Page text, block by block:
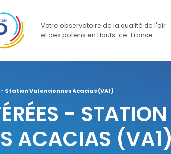
Votre observatoire de la qualité de l'air
et des pollens en Hauts-de-France
Station Valenciennes Acacias (VA1)
- STATION
ACACIAS (VA1)